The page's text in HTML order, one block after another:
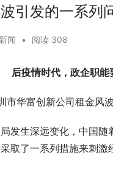
引发的一系列
新闻 • 阅读 308
后疫情时代，政企职能
市华富创新公司租金风
发生深远变化，中国
取了一系列措施来刺
力全谷物民族品牌高质量发